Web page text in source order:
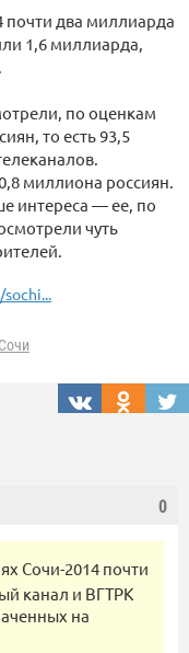
почти два миллиарда
1,6 миллиарда,
по оценкам
то есть 93,5
миллиона россиян.
интереса — ее, по
чуть
Сочи
0
Сочи-2014 почти
канал и ВГТРК
на